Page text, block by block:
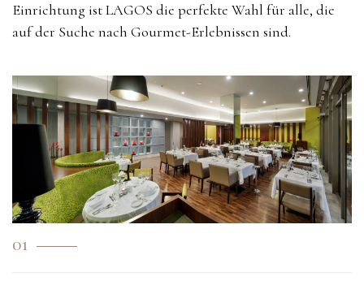
Einrichtung ist LAGOS die perfekte Wahl für alle, die
auf der Suche nach Gourmet-Erlebnissen sind.
01